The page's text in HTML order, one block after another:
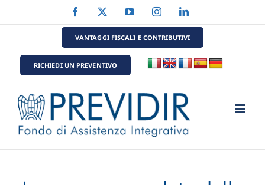
al
Facebook YouTubeInstagramLinkedIn
VANTAGGI FISCALI E CONTRIBUTIVI
RICHIEDI UN PREVENTIVO